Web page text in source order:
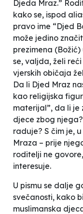
Djeda Mraz.”
kako se, ispod
pravo ime “Djed
može jedino
prezimena
se, valjda, želi
vjerskih običaja
Da li Djed Mraz
kao religijska
materijal”, da li je
djece zbog
raduje? S čim je,
Mraza – prije
roditelji ne
interesuje.
U pismu se dalje
svečanosti, kako
muslimanska